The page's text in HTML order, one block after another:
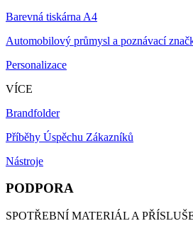
Barevná tiskárna A4
Automobilový průmysl a poznávací
Personalizace
VÍCE
Brandfolder
Příběhy Úspěchu Zákazníků
Nástroje
PODPORA
SPOTŘEBNÍ MATERIÁL A